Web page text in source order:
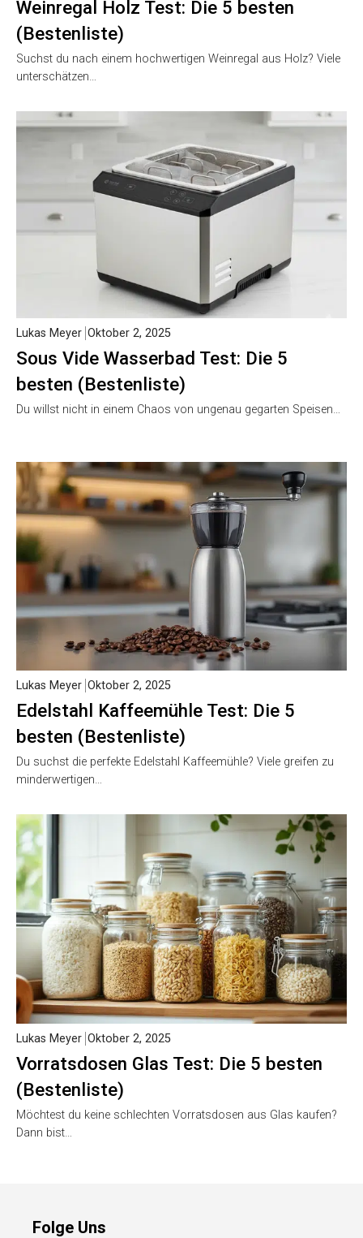
Weinregal Holz Test: Die 5 besten
(Bestenliste)
Suchst du nach einem hochwertigen Weinregal aus Holz? Viele
unterschätzen…
Sous Vide Wasserbad Test: Die 5
besten (Bestenliste)
Lukas Meyer Oktober 2, 2025
Du willst nicht in einem Chaos von ungenau gegarten Speisen…
Edelstahl Kaffeemühle Test: Die 5
besten (Bestenliste)
Lukas Meyer Oktober 2, 2025
Du suchst die perfekte Edelstahl Kaffeemühle? Viele greifen zu
minderwertigen…
Vorratsdosen Glas Test: Die 5 besten
(Bestenliste)
Lukas Meyer Oktober 2, 2025
Möchtest du keine schlechten Vorratsdosen aus Glas kaufen?
Dann bist…
Folge Uns